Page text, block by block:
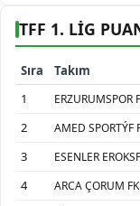
TFF 1. LİG
Sıra Takım
1
ERZURUMSPOR
2
AMED SPORTÝF
3
ESENLER
4
ARCA ÇORUM FK